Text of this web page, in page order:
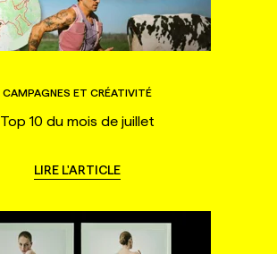
CAMPAGNES ET CRÉATIVITÉ
Top 10 du mois de juillet
LIRE L'ARTICLE